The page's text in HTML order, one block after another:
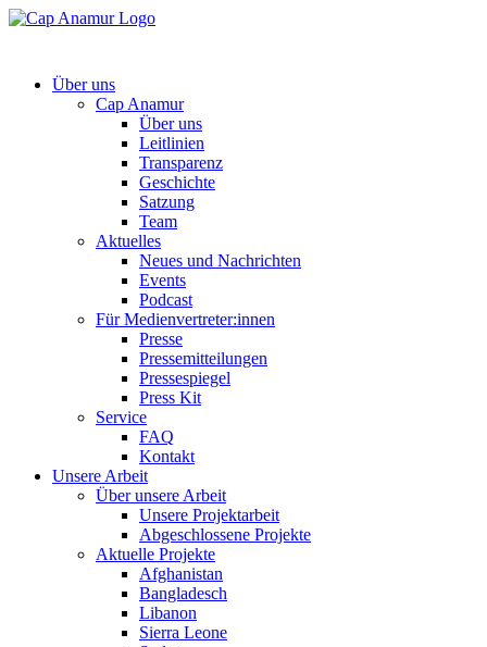
Über uns
Cap Anamur
Über uns
Leitlinien
Transparenz
Geschichte
Satzung
Team
Aktuelles
Neues und Nachrichten
Events
Podcast
Für Medienvertreter:innen
Presse
Pressemitteilungen
Pressespiegel
Press Kit
Service
FAQ
Kontakt
Unsere Arbeit
Über unsere Arbeit
Unsere Projektarbeit
Abgeschlossene Projekte
Aktuelle Projekte
Afghanistan
Bangladesch
Libanon
Sierra Leone